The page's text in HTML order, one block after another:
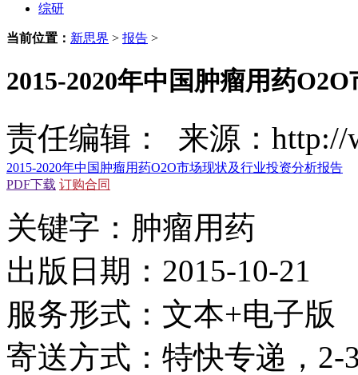
综研
当前位置： 新思界 > 报告 >
2015-2020年中国肿瘤用药
责任编辑： 来源：http://
2015-2020年中国肿瘤用药O2O市场现状及行业投资分析报告
PDF下载 订购合同
关键字：肿瘤用药
出版日期：2015-10-21
服务形式：文本+电子版
寄送方式：特快专递，2-